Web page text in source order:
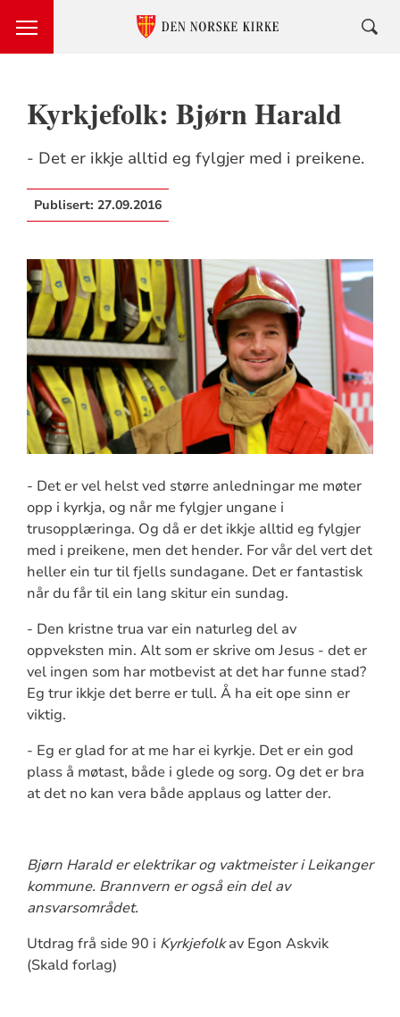
Kyrkjefolk: Bjørn Harald
- Det er ikkje alltid eg fylgjer med i preikene.
Publisert: 27.09.2016
- Det er vel helst ved større anledningar me møter
opp i kyrkja, og når me fylgjer ungane i
trusopplæringa. Og då er det ikkje alltid eg fylgjer
med i preikene, men det hender. For vår del vert det
heller ein tur til fjells sundagane. Det er fantastisk
når du får til ein lang skitur ein sundag.
- Den kristne trua var ein naturleg del av
oppveksten min. Alt som er skrive om Jesus - det er
vel ingen som har motbevist at det har funne stad?
Eg trur ikkje det berre er tull. Å ha eit ope sinn er
viktig.
- Eg er glad for at me har ei kyrkje. Det er ein god
plass å møtast, både i glede og sorg. Og det er bra
at det no kan vera både applaus og latter der.
Bjørn Harald er elektrikar og vaktmeister i Leikanger
kommune. Brannvern er også ein del av
ansvarsområdet.
Utdrag frå side 90 i Kyrkjefolkav Egon Askvik
(Skald forlag)